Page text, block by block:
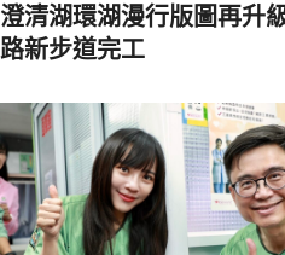
澄清湖環湖漫行版圖再升
路新步道完工